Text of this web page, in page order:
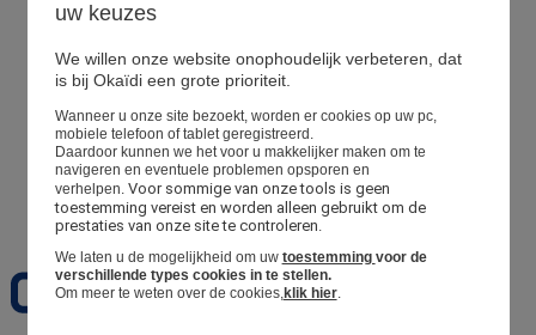
Winkel
Mijn informatie
Een bestelling volgen
Mandje
Favorieten
uw keuzes
We willen onze website onophoudelijk verbeteren, dat
is bij Okaïdi een grote prioriteit.
Wanneer u onze site bezoekt, worden er cookies op uw pc,
mobiele telefoon of tablet geregistreerd.
Daardoor kunnen we het voor u makkelijker maken om te
navigeren en eventuele problemen opsporen en
verhelpen. Voor sommige van onze tools is geen
toestemming vereist en worden alleen gebruikt om de
prestaties van onze site te controleren.
We laten u de mogelijkheid om uw toestemming voor de
verschillende types cookies in te stellen.
Om meer te weten over de cookies,klik hier.